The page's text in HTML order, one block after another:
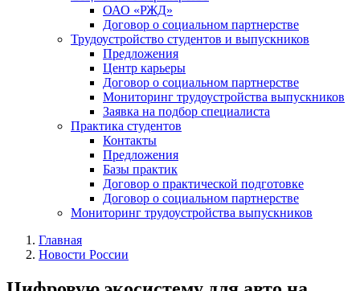
ОАО «РЖД»
Договор о социальном партнерстве
Трудоустройство студентов и выпускников
Предложения
Центр карьеры
Договор о социальном партнерстве
Мониторинг трудоустройства выпускников
Заявка на подбор специалиста
Практика студентов
Контакты
Предложения
Базы практик
Договор о практической подготовке
Договор о социальном партнерстве
Мониторинг трудоустройства выпускников
Главная
Новости России